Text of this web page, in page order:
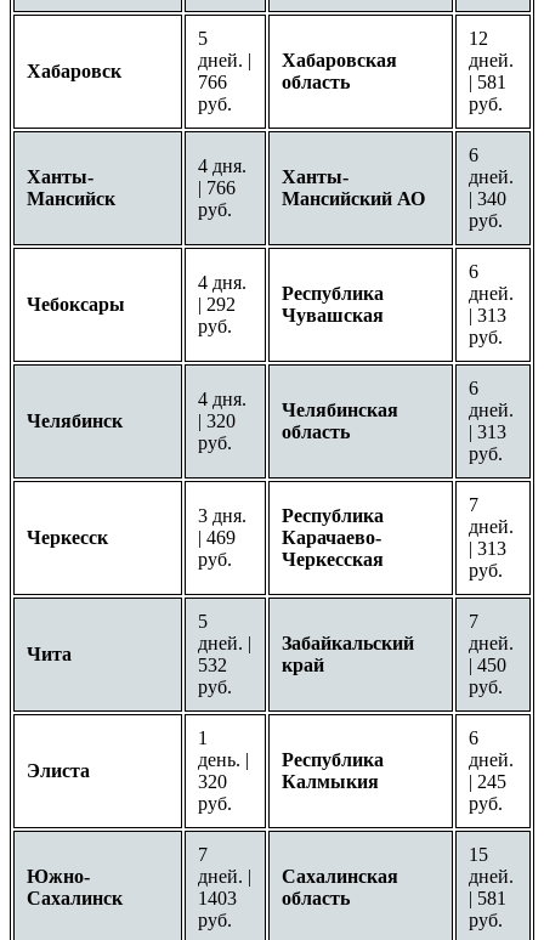
Хабаровск
5
дней. |
766
руб.
Хабаровская
область
12
дней.
| 581
руб.
Ханты-
Мансийск
4 дня.
| 766
руб.
Ханты-
Мансийский АО
6
дней.
| 340
руб.
Чебоксары
4 дня.
| 292
руб.
Республика
Чувашская
6
дней.
| 313
руб.
Челябинск
4 дня.
| 320
руб.
Челябинская
область
6
дней.
| 313
руб.
Черкесск
3 дня.
| 469
руб.
Республика
Карачаево-
Черкесская
7
дней.
| 313
руб.
Чита
5
дней. |
532
руб.
Забайкальский
край
7
дней.
| 450
руб.
Элиста
1
день. |
320
руб.
Республика
Калмыкия
6
дней.
| 245
руб.
Южно-
Сахалинск
7
дней. |
1403
руб.
Сахалинская
область
15
дней.
| 581
руб.